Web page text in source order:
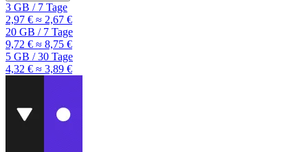
3 GB /7 Tage
2,97 € ≈ 2,67 €
20 GB /7 Tage
9,72 € ≈ 8,75 €
5 GB /30 Tage
4,32 € ≈ 3,89 €